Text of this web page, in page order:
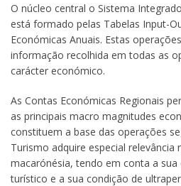
O núcleo central o Sistema
está formado pelas Tabelas Input-
Económicas Anuais. Estas
informação recolhida em todas as
carácter económico.
As Contas Económicas Regionais
as principais macro magnitudes
constituem a base das operações
Turismo adquire especial relevância
macarónésia, tendo em conta a
turístico e a sua condição de